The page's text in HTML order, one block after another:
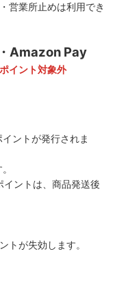
営業所止めは利用でき
Amazon Pay
イント対象外
ントが発行されま
ントは、商品発送後
トが失効します。